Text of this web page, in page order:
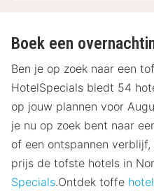
Boek een
Ben je op zoek naar een
HotelSpecials biedt 54
op jouw plannen voor
je nu op zoek bent naar
of een ontspannen
prijs de tofste hotels in
Specials.Ontdek toffe